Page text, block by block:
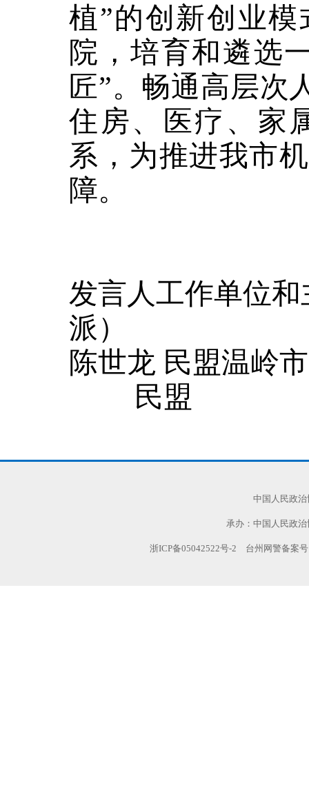
植”的创新创业
院，培育和遴选
匠”。畅通高层次
住房、医疗、家
系，为推进我市
障。
发言人工作单位
派）
陈世龙 民盟温岭
民盟
中国人民政
承办：中国人民政
浙ICP备05042522号-2 台州网警备案